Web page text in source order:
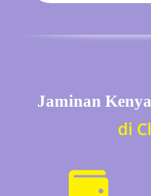
Jaminan
di